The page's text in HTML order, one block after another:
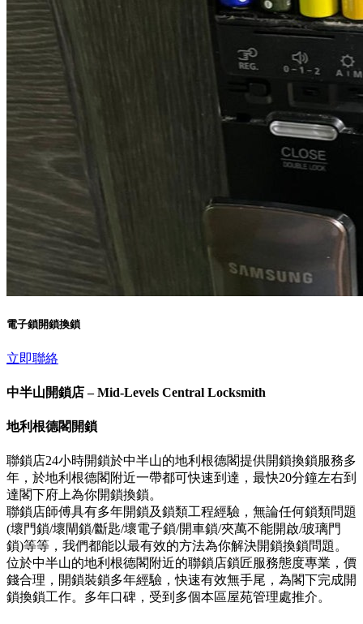
電子鎖開鎖換鎖
立即聯絡
中半山開鎖店 – Mid-Levels Central Locksmith
地利根德閣開鎖
聯鎖店24小時開鎖於中半山的地利根德閣提供開鎖換鎖服務多
年，於地利根德閣附近一帶都可快速到達，最快20分鐘左右到
達閣下府上為你開鎖換鎖。
聯鎖店師傅具有多年開鎖及鎖類工程經驗，無論任何鎖類問題
(壞門鎖/壞閘鎖/斷匙/壞電子鎖/開車鎖/夾萬不能開啟/玻璃門
鎖)等等，我們都能以最有效的方法為你解決開鎖換鎖問題。
位於中半山的地利根德閣附近的聯鎖店鎖匠服務態度專業，價
錢合理，開鎖裝鎖多年經驗，快速有效無手尾，為閣下完成開
鎖換鎖工作。多年口碑，受到多個本區屋苑管理處推介。